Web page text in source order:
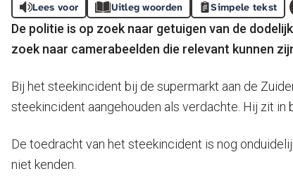
Lees voor Uitleg woorden Simpele tekst
De politie is op zoek naar getuigen van de
zoek naar camerabeelden die relevant kunnen
Bij het steekincident bij de supermarkt aan de
steekincident aangehouden als verdachte. Hij zit in
De toedracht van het steekincident is nog
niet kenden.